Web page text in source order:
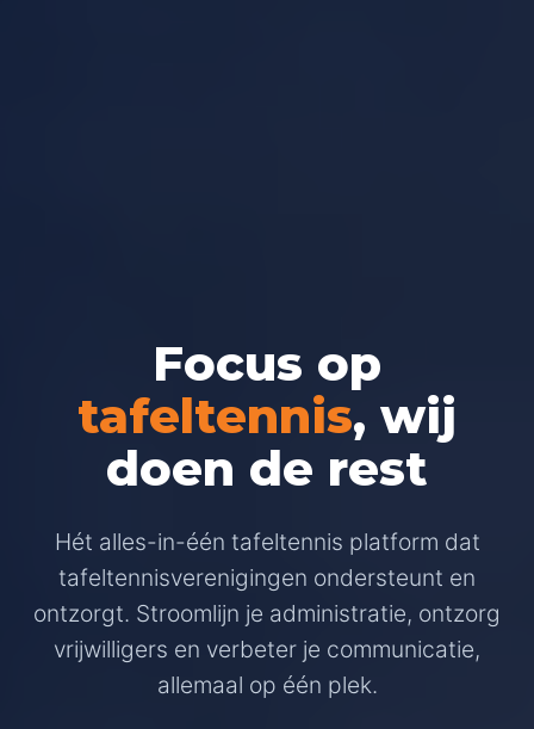
Focus op
tafeltennis, wij
doen de rest
Hét alles-in-één tafeltennis platform dat
tafeltennisverenigingen ondersteunt en
ontzorgt. Stroomlijn je administratie, ontzorg
vrijwilligers en verbeter je communicatie,
allemaal op één plek.